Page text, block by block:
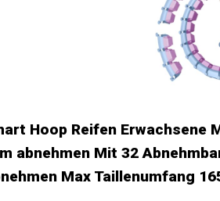
Hoop Reifen Erwachsene
abnehmen Mit 32
Max Taillenumfang